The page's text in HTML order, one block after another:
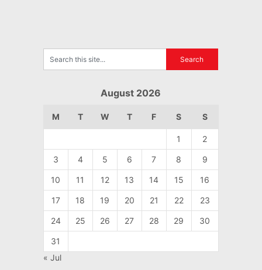
August 2026
M T W T F S S
1 2
3 4 5 6 7 8 9
10 11 12 13 14 15 16
17 18 19 20 21 22 23
24 25 26 27 28 29 30
31
« Jul